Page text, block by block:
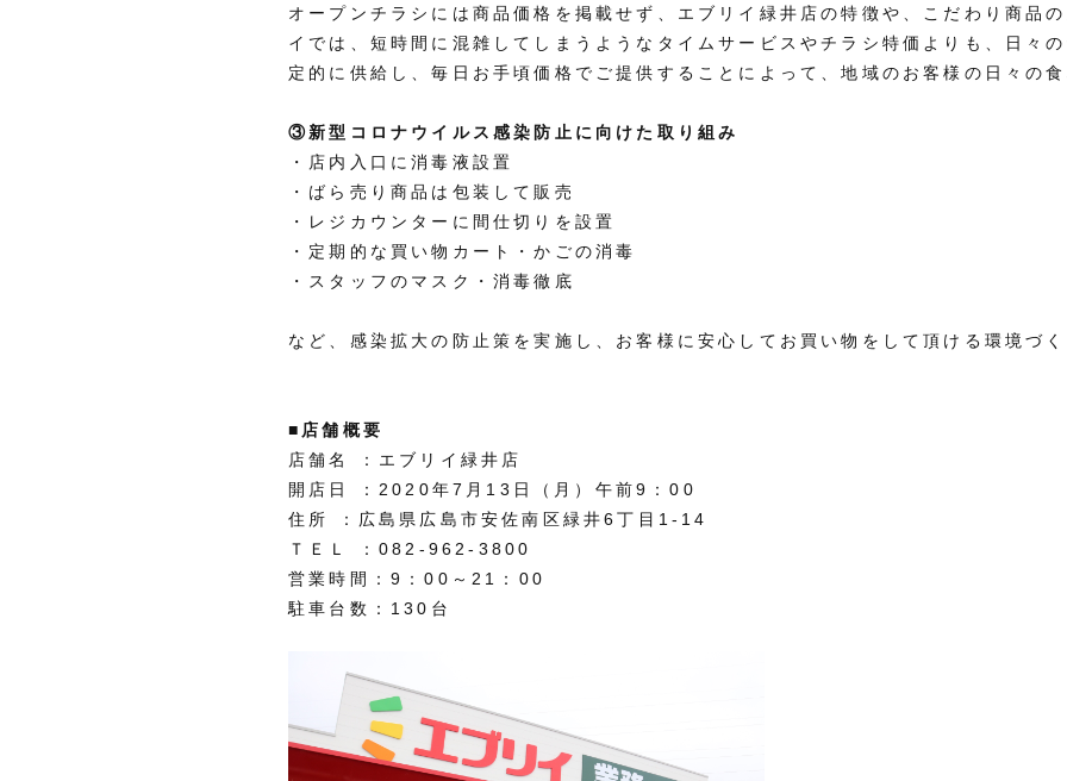
オープンチラシには商品価格を掲載せず、エブリイ緑井店の特徴や、こだわり商品
イでは、短時間に混雑してしまうようなタイムサービスやチラシ特価よりも、日々
定的に供給し、毎日お手頃価格でご提供することによって、地域のお客様の日々の
③新型コロナウイルス感染防止に向けた取り組み
・店内入口に消毒液設置
・ばら売り商品は包装して販売
・レジカウンターに間仕切りを設置
・定期的な買い物カート・かごの消毒
・スタッフのマスク・消毒徹底
など、感染拡大の防止策を実施し、お客様に安心してお買い物をして頂ける環境づく
■店舗概要
店舗名 ：エブリイ緑井店
開店日 ：2020年7月13日（月）午前9：00
住所 ：広島県広島市安佐南区緑井6丁目1-14
ＴＥＬ ：082-962-3800
営業時間：9：00～21：00
駐車台数：130台